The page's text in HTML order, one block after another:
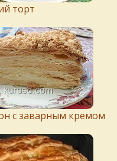
торт
с заварным кремом